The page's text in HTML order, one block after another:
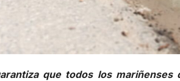
que todos los